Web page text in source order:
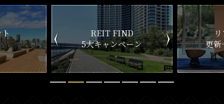
ン
リアルタイム
更新一覧チェック
新